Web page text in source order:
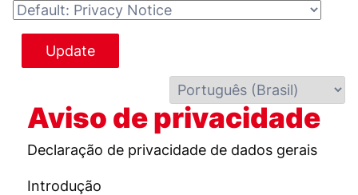
Update
Aviso de privacidade
Declaração de privacidade de dados gerais
Introdução